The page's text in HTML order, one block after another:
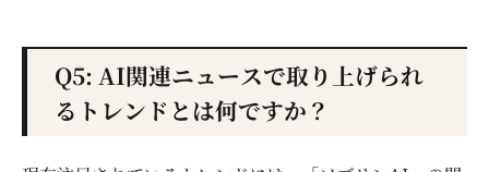
Q5: AI関連ニュースで取り上げられ
るトレンドとは何ですか？